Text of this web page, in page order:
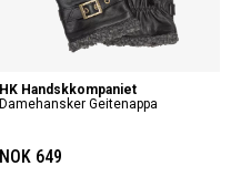
Damehansker Geitenappa
HK Handskkompaniet
NOK 649